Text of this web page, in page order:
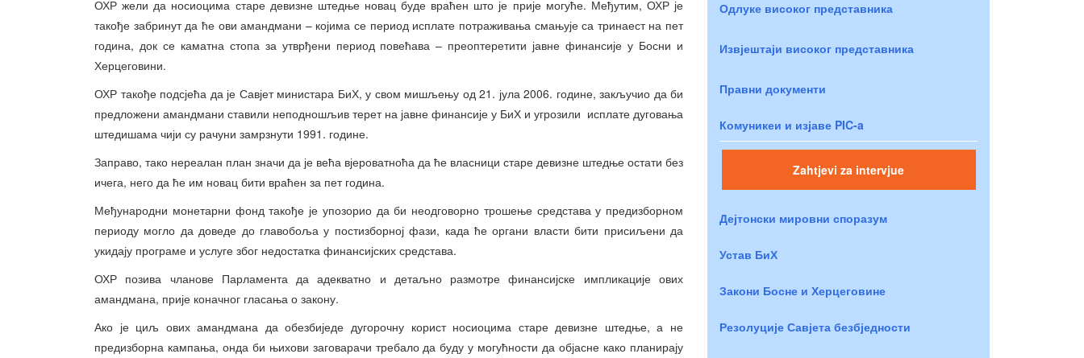
ОХР жели да носиоцима старе девизне штедње новац буде враћен што је прије могуће. Међутим, ОХР је
такође забринут да ће ови амандмани – којима се период исплате потраживања смањује са тринаест на пет
година, док се каматна стопа за утврђени период повећава – преоптеретити јавне финансије у Босни и
Херцеговини.
ОХР такође подсјећа да је Савјет министара БиХ, у свом мишљењу од 21. јула 2006. године, закључио да би
предложени амандмани ставили неподношљив терет на јавне финансије у БиХ и угрозили исплате дуговања
штедишама чији су рачуни замрзнути 1991. године.
Заправо, тако нереалан план значи да је већа вјероватноћа да ће власници старе девизне штедње остати без
ичега, него да ће им новац бити враћен за пет година.
Међународни монетарни фонд такође је упозорио да би неодговорно трошење средстава у предизборном
периоду могло да доведе до главобоља у постизборној фази, када ће органи власти бити присиљени да
укидају програме и услуге због недостатка финансијских средстава.
ОХР позива чланове Парламента да адекватно и детаљно размотре финансијске импликације ових
амандмана, прије коначног гласања о закону.
Ако је циљ ових амандмана да обезбиједе дугорочну корист носиоцима старе девизне штедње, а не
предизборна кампања, онда би њихови заговарачи требало да буду у могућности да објасне како планирају
Одлуке високог представника
Извјештаји високог представника
Правни документи
Комуникеи и изјаве PIC-a
Zahtjevi za intervjue
Дејтонски мировни споразум
Устав БиХ
Закони Босне и Херцеговине
Резолуције Савјета безбједности